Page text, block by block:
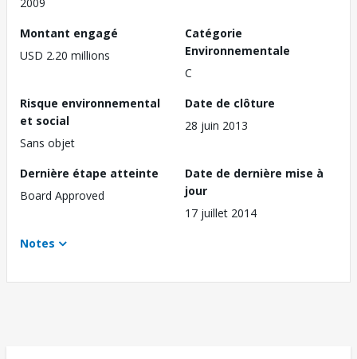
2009
Montant engagé
USD 2.20 millions
Catégorie
Environnementale
C
Risque environnemental
et social
Sans objet
Date de clôture
28 juin 2013
Dernière étape atteinte
Board Approved
Date de dernière mise à
jour
17 juillet 2014
Notes